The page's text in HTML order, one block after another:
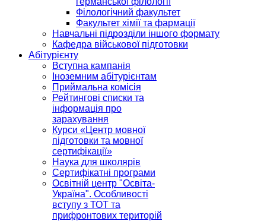
Філологічний факультет
Факультет хімії та фармації
Навчальні підрозділи іншого формату
Кафедра військової підготовки
Абітурієнту
Вступна кампанія
Іноземним абітурієнтам
Приймальна комісія
Рейтингові списки та
інформація про
зарахування
Курси «Центр мовної
підготовки та мовної
сертифікації»
Наука для школярів
Сертифікатні програми
Освітній центр "Освіта-
Україна". Особливості
вступу з ТОТ та
прифронтових територій